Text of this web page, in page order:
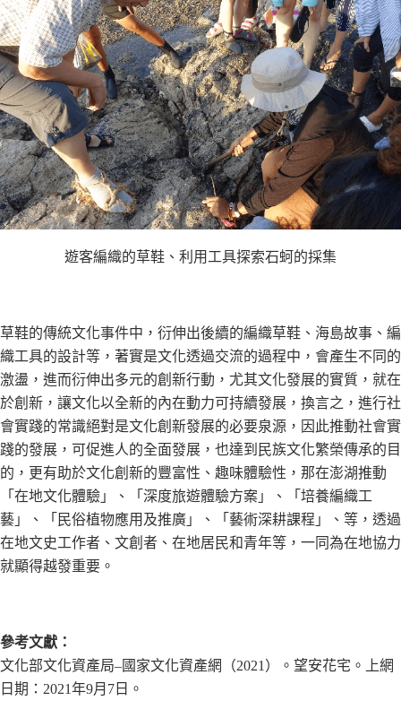
遊客編織的草鞋、利用工具探索石蚵的採集
草鞋的傳統文化事件中，衍伸出後續的編織草鞋、海島故事、編
織工具的設計等，著實是文化透過交流的過程中，會產生不同的
激盪，進而衍伸出多元的創新行動，尤其文化發展的實質，就在
於創新，讓文化以全新的內在動力可持續發展，換言之，進行社
會實踐的常識絕對是文化創新發展的必要泉源，因此推動社會實
踐的發展，可促進人的全面發展，也達到民族文化繁榮傳承的目
的，更有助於文化創新的豐富性、趣味體驗性，那在澎湖推動
「在地文化體驗」、「深度旅遊體驗方案」、「培養編織工
藝」、「民俗植物應用及推廣」、「藝術深耕課程」、等，透過
在地文史工作者、文創者、在地居民和青年等，一同為在地協力
就顯得越發重要。
參考文獻：
文化部文化資產局–國家文化資產網（2021）。望安花宅。上網
日期：2021年9月7日。